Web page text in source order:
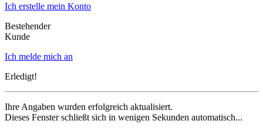
Ich erstelle mein Konto
Bestehender
Kunde
Ich melde mich an
Erledigt!
Ihre Angaben wurden erfolgreich aktualisiert.
Dieses Fenster schließt sich in wenigen Sekunden automatisch...